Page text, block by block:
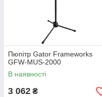
Пюпітр Gator Frameworks
GFW-MUS-2000
В наявності
3 062 ₴